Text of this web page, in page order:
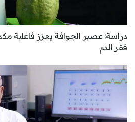
دراسة: عصير الجوافة يعزز فاعلية
فقر الدم